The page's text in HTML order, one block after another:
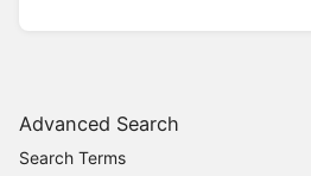
Advanced Search
Search Terms